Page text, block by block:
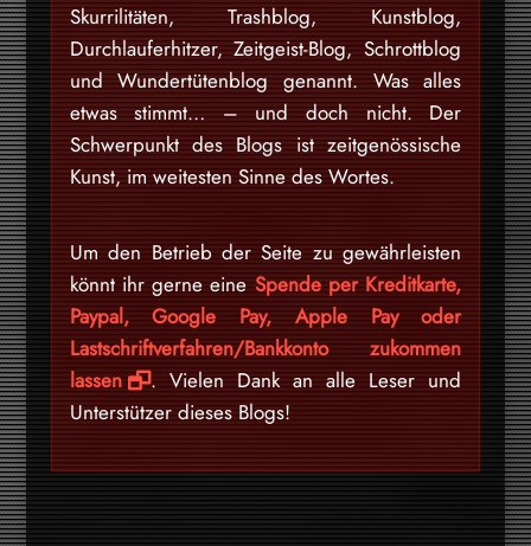
Skurrilitäten, Trashblog, Kunstblog,
Durchlauferhitzer, Zeitgeist-Blog, Schrottblog
und Wundertütenblog genannt. Was alles
etwas stimmt… – und doch nicht. Der
Schwerpunkt des Blogs ist zeitgenössische
Kunst, im weitesten Sinne des Wortes.
Um den Betrieb der Seite zu gewährleisten
könnt ihr gerne eine Spende per Kreditkarte,
Paypal, Google Pay, Apple Pay oder
Lastschriftverfahren/Bankkonto zukommen
lassen
. Vielen Dank an alle Leser und
Unterstützer dieses Blogs!